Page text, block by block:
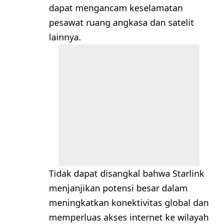
dapat mengancam keselamatan
pesawat ruang angkasa dan satelit
lainnya.
Tidak dapat disangkal bahwa Starlink
menjanjikan potensi besar dalam
meningkatkan konektivitas global dan
memperluas akses internet ke wilayah